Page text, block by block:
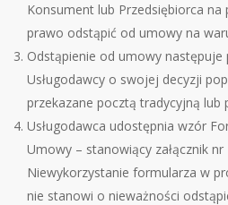
Konsument lub Przedsiębiorca
prawo odstąpić od umowy na
Odstąpienie od umowy
Usługodawcy o swojej decyzji
przekazane pocztą tradycyjną lub
Usługodawca udostępnia wzór
Umowy – stanowiący załącznik
Niewykorzystanie formularza w
nie stanowi o nieważności